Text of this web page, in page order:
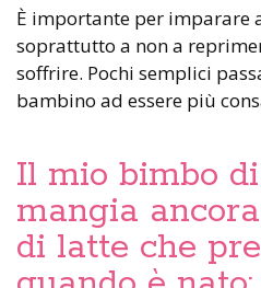
È importante per imparare
soprattutto a non a
soffrire. Pochi semplici
bambino ad essere più
Il mio bimbo
mangia
di latte che